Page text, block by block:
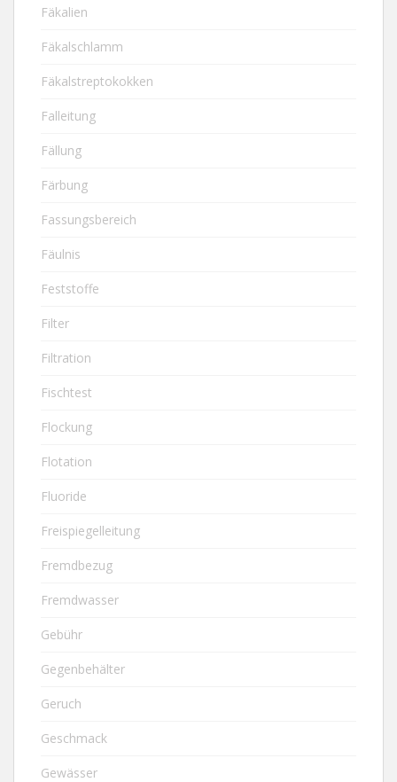
Fäkalien
Fäkalschlamm
Fäkalstreptokokken
Falleitung
Fällung
Färbung
Fassungsbereich
Fäulnis
Feststoffe
Filter
Filtration
Fischtest
Flockung
Flotation
Fluoride
Freispiegelleitung
Fremdbezug
Fremdwasser
Gebühr
Gegenbehälter
Geruch
Geschmack
Gewässer